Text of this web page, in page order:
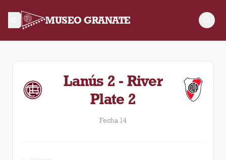
MUSEO GRANATE
Fecha 14. Partido entre Lanús y River Plate disputado el
Lanús 2 - River
Plate 2
Fecha 14